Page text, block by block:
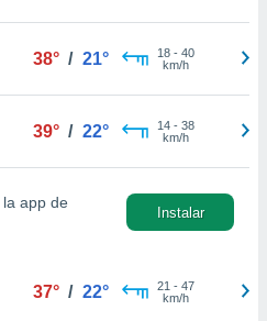
38° / 21° 18- 40
km/h
39° / 22° 14- 38
km/h
la app de
Instalar
37° / 22° 21 - 47
km/h